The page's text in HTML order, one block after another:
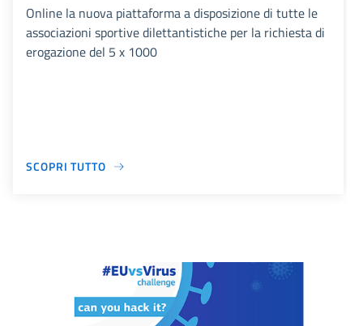
Online la nuova piattaforma a disposizione di tutte le
associazioni sportive dilettantistiche per la richiesta di
erogazione del 5 x 1000
SCOPRI TUTTO